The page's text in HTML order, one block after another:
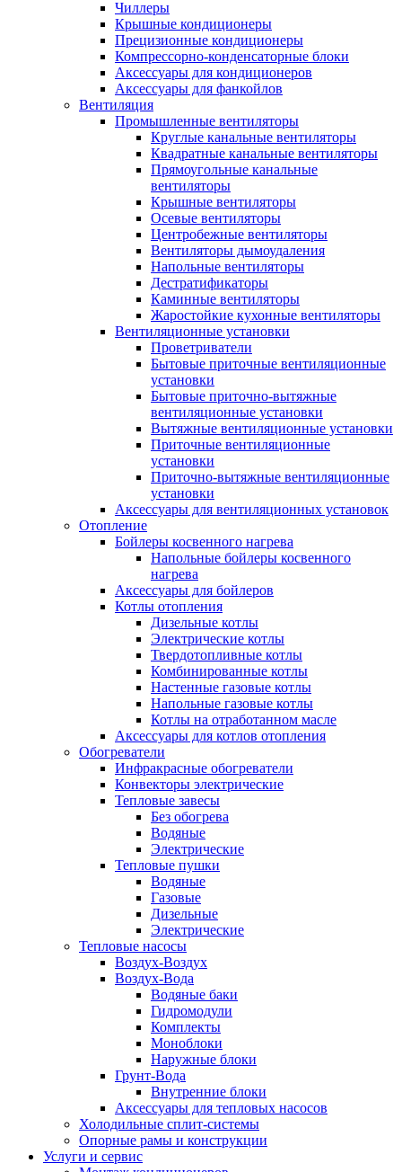
Чиллеры
Крышные кондиционеры
Прецизионные кондиционеры
Компрессорно-конденсаторные блоки
Аксессуары для кондиционеров
Аксессуары для фанкойлов
Вентиляция
Промышленные вентиляторы
Круглые канальные вентиляторы
Квадратные канальные вентиляторы
Прямоугольные канальные
вентиляторы
Крышные вентиляторы
Осевые вентиляторы
Центробежные вентиляторы
Вентиляторы дымоудаления
Напольные вентиляторы
Дестратификаторы
Каминные вентиляторы
Жаростойкие кухонные вентиляторы
Вентиляционные установки
Проветриватели
Бытовые приточные вентиляционные
установки
Бытовые приточно-вытяжные
вентиляционные установки
Вытяжные вентиляционные установки
Приточные вентиляционные
установки
Приточно-вытяжные вентиляционные
установки
Аксессуары для вентиляционных установок
Отопление
Бойлеры косвенного нагрева
Напольные бойлеры косвенного
нагрева
Аксессуары для бойлеров
Котлы отопления
Дизельные котлы
Электрические котлы
Твердотопливные котлы
Комбинированные котлы
Настенные газовые котлы
Напольные газовые котлы
Котлы на отработанном масле
Аксессуары для котлов отопления
Обогреватели
Инфракрасные обогреватели
Конвекторы электрические
Тепловые завесы
Без обогрева
Водяные
Электрические
Тепловые пушки
Водяные
Газовые
Дизельные
Электрические
Тепловые насосы
Воздух-Воздух
Воздух-Вода
Водяные баки
Гидромодули
Комплекты
Моноблоки
Наружные блоки
Грунт-Вода
Внутренние блоки
Аксессуары для тепловых насосов
Холодильные сплит-системы
Опорные рамы и конструкции
Услуги и сервис